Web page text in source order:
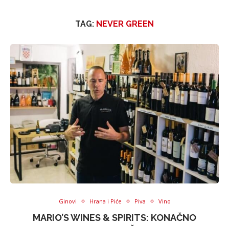
TAG: NEVER GREEN
Ginovi Hrana i Piće Piva Vino
MARIO’S WINES & SPIRITS: KONAČNO